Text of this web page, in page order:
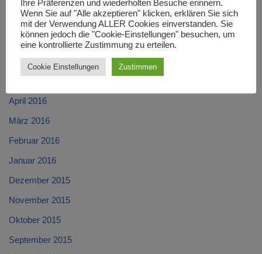
August 2016
Juli 2016
Juni 2016
April 2016
März 2016
Februar 2016
Januar 2016
Dezember 2015
November 2015
Oktober 2015
September 2015
Ihre Präferenzen und wiederholten Besuche erinnern.
Wenn Sie auf "Alle akzeptieren" klicken, erklären Sie sich
mit der Verwendung ALLER Cookies einverstanden. Sie
können jedoch die "Cookie-Einstellungen" besuchen, um
eine kontrollierte Zustimmung zu erteilen.
Cookie Einstellungen Zustimmen